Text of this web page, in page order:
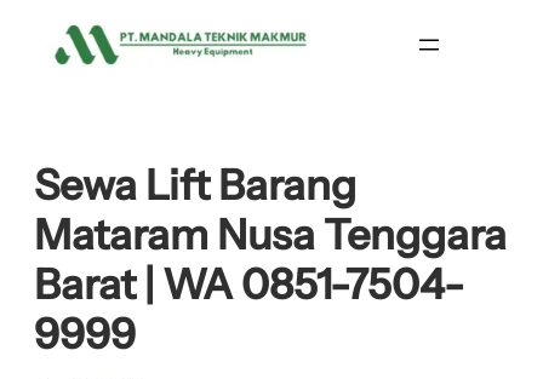
Sewa Lift Barang
Mataram Nusa Tenggara
Barat | WA 0851-7504-
9999